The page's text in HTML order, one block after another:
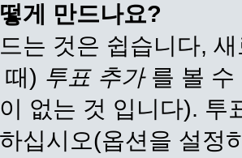
게 만드나요?
는 것은 쉽습니다,
) 투표 추가를 볼 수
없는 것 입니다).
십시오(옵션을 설정